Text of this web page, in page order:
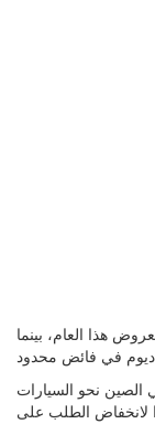
هذا العام، بينما
الصين نحو السيارات
لانخفاض الطلب على